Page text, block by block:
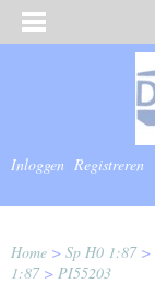
Inloggen Registreren
Home > Sp H0 1:87>
1:87> PI55203